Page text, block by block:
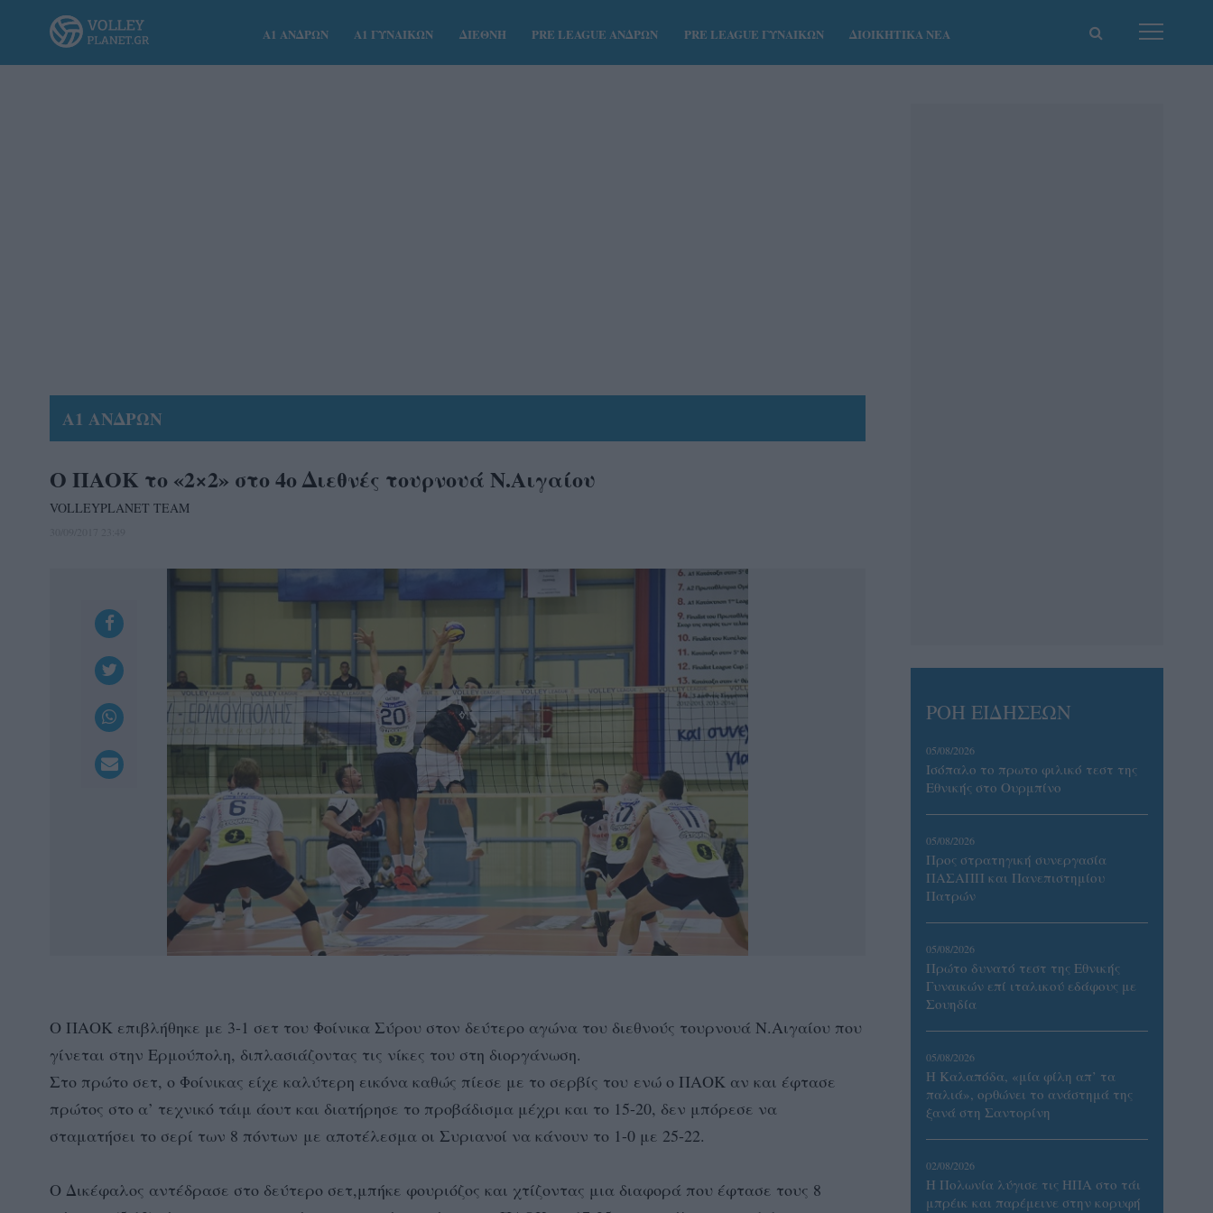
Α1 ΑΝΔΡΩΝ Α1 ΓΥΝΑΙΚΩΝ ΔΙΕΘΝΗ PRE LEAGUE ΑΝΔΡΩΝ PRE LEAGUE ΓΥΝΑΙΚΩΝ ΔΙΟΙΚΗΤΙΚΑ ΝΕΑ
Α1 ΑΝΔΡΩΝ
Ο ΠΑΟΚ το «2×2» στο 4ο Διεθνές τουρνουά Ν.Αιγαίου
VOLLEYPLANET TEAM
O ΠΑΟΚ επιβλήθηκε με 3-1 σετ του Φοίνικα Σύρου στον δεύτερο αγώνα του διεθνούς τουρνουά Ν.Αιγαίου που
γίνεται στην Ερμούπολη, διπλασιάζοντας τις νίκες του στη διοργάνωση.
Στο πρώτο σετ, ο Φοίνικας είχε καλύτερη εικόνα καθώς πίεσε με το σερβίς του ενώ ο ΠΑΟΚ αν και έφτασε
πρώτος στο α’ τεχνικό τάιμ άουτ και διατήρησε το προβάδισμα μέχρι και το 15-20, δεν μπόρεσε να
σταματήσει το σερί των 8 πόντων με αποτέλεσμα οι Συριανοί να κάνουν το 1-0 με 25-22.
Ο Δικέφαλος αντέδρασε στο δεύτερο σετ,μπήκε φουριόζος και χτίζοντας μια διαφορά που έφτασε τους 8
ΡΟΗ ΕΙΔΗΣΕΩΝ
05/08/2026
Ισόπαλο το πρωτο φιλικό τεστ της
Εθνικής στο Ουρμπίνο
05/08/2026
Προς στρατηγική συνεργασία
ΠΑΣΑΠΠ και Πανεπιστημίου
Πατρών
05/08/2026
Πρώτο δυνατό τεστ της Εθνικής
Γυναικών επί ιταλικού εδάφους με
Σουηδία
05/08/2026
Η Καλαπόδα, «μία φίλη απ’ τα
παλιά», ορθώνει το ανάστημά της
ξανά στη Σαντορίνη
02/08/2026
Η Πολωνία λύγισε τις ΗΠΑ στο τάι
μπρέικ και παρέμεινε στην κορυφή